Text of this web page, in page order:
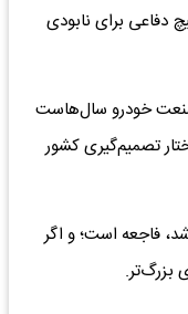
دفاعی برای نابودی
خودرو سال‌هاست
تصمیم‌گیری کشور
فاجعه است؛ و اگر
بزرگ‌تر.